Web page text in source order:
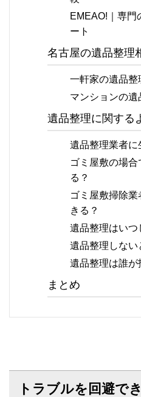
EMEAO!｜専門
ート
名古屋の遺品整理
一軒家の遺品整
マンションの
遺品整理に関する
遺品整理業者に
ゴミ屋敷の場合
る？
ゴミ屋敷掃除
きる？
遺品整理はいつ
遺品整理しない
遺品整理は誰が
まとめ
トラブルを回避で